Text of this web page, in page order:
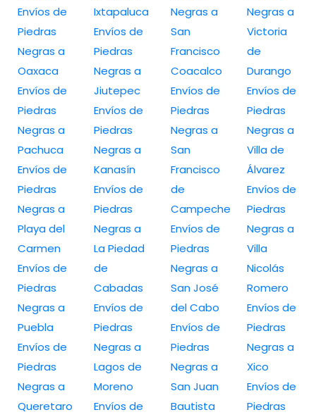
Envíos de
Piedras
Negras a
Oaxaca
Envíos de
Piedras
Negras a
Pachuca
Envíos de
Piedras
Negras a
Playa del
Carmen
Envíos de
Piedras
Negras a
Puebla
Envíos de
Piedras
Negras a
Queretaro
Ixtapaluca
Envíos de
Piedras
Negras a
Jiutepec
Envíos de
Piedras
Negras a
Kanasín
Envíos de
Piedras
Negras a
La Piedad
de
Cabadas
Envíos de
Piedras
Negras a
Lagos de
Moreno
Envíos de
Negras a
San
Francisco
Coacalco
Envíos de
Piedras
Negras a
San
Francisco
de
Campeche
Envíos de
Piedras
Negras a
San José
del Cabo
Envíos de
Piedras
Negras a
San Juan
Bautista
Negras a
Victoria
de
Durango
Envíos de
Piedras
Negras a
Villa de
Álvarez
Envíos de
Piedras
Negras a
Villa
Nicolás
Romero
Envíos de
Piedras
Negras a
Xico
Envíos de
Piedras